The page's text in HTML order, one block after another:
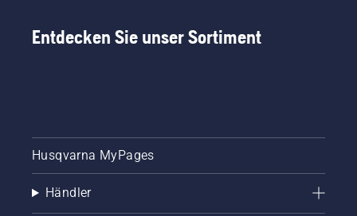
Schneideinheit
kann
brechen
Entdecken Sie unser Sortiment
Husqvarna MyPages
Händler